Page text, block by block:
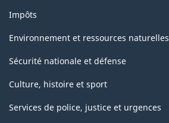
Impôts
Environnement et ressources naturelles
Sécurité nationale et défense
Culture, histoire et sport
Services de police, justice et urgences